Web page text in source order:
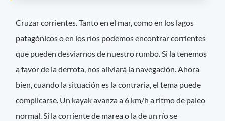
Cruzar corrientes. Tanto en el mar, como en los lagos
patagónicos o en los ríos podemos encontrar corrientes
que pueden desviarnos de nuestro rumbo. Si la tenemos
a favor de la derrota, nos aliviará la navegación. Ahora
bien, cuando la situación es la contraria, el tema puede
complicarse. Un kayak avanza a 6 km/h a ritmo de paleo
normal. Si la corriente de marea o la de un río se